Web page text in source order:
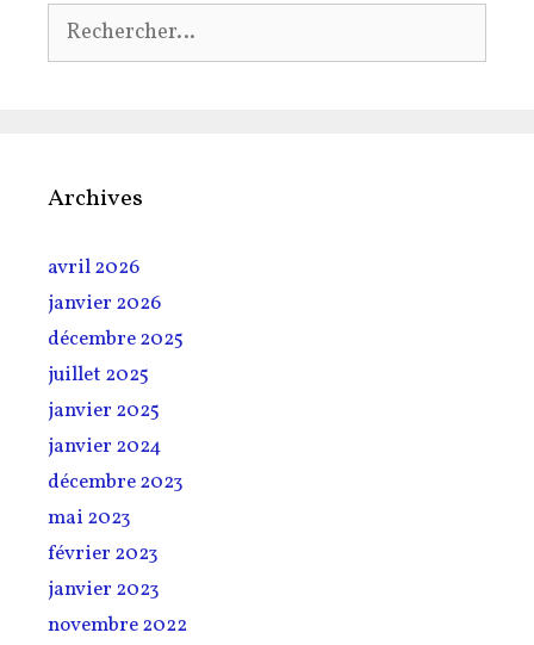
Rechercher :
Archives
avril 2026
janvier 2026
décembre 2025
juillet 2025
janvier 2025
janvier 2024
décembre 2023
mai 2023
février 2023
janvier 2023
novembre 2022